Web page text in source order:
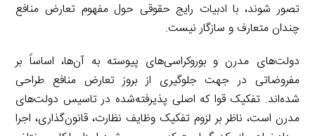
تصور شوند، با ادبیات رایج حقوقی حول مفهوم تعارض منافع
چندان متعارف و سازگار نیست.
دولت‌های مدرن و بوروکراسی‌های پیوسته به آن‌ها، اساساً بر
مفروضاتی در جهت جلوگیری از بروز تعارض منافع طراحی
شده‌اند. تفکیک قوا که اصلی پذیرفته‌شده در تاسیس دولت‌های
مدرن است، ناظر بر لزوم تفکیک وظایف نظارت، قانون‌گذاری، اجرا